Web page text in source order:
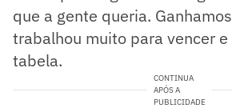
que a gente queria.
trabalhou muito para vencer e
tabela.
CONTINUA
APÓS A
PUBLICIDADE